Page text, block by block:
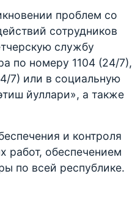
проблем со
сотрудников
службу
по номеру 1104 (24/7),
7) или в социальную
йуллари», а также
и контроля
работ, обеспечением
по всей республике.